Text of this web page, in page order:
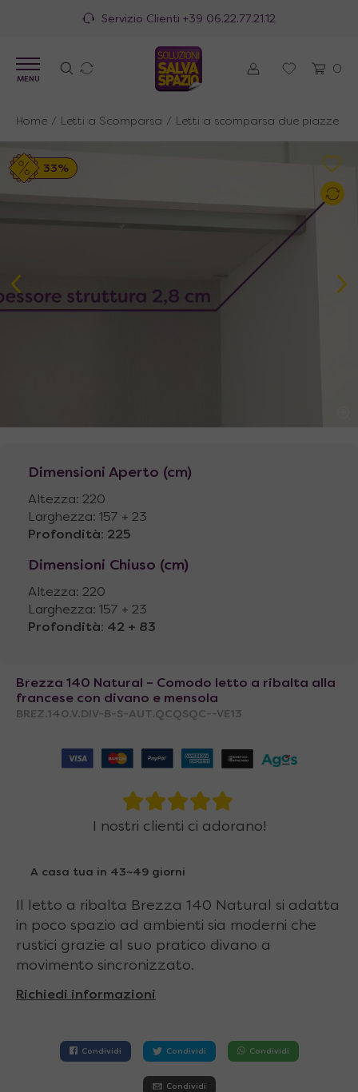
100% Made in Italy
0
MENU
Home / Letti a Scomparsa / Letti a scomparsa due piazze
33%
Dimensioni Aperto (cm)
Altezza: 220
Larghezza: 157 + 23
Profondità: 225
Dimensioni Chiuso (cm)
Altezza: 220
Larghezza: 157 + 23
Profondità: 42 + 83
Brezza 140 Natural – Comodo letto a ribalta alla
francese con divano e mensola
BREZ.140.V.DIV-B-S-AUT.QCQSQC--VE13
I nostri clienti ci adorano!
A casa tua in 43~49 giorni
Il letto a ribalta Brezza 140 Natural si adatta
in poco spazio ad ambienti sia moderni che
rustici grazie al suo pratico divano a
movimento sincronizzato.
Richiedi informazioni
Condividi Condividi Condividi
Condividi